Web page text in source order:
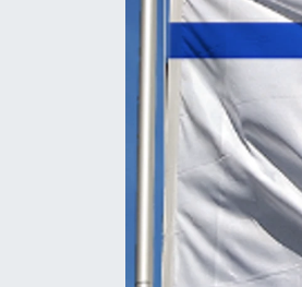
Foto Haber